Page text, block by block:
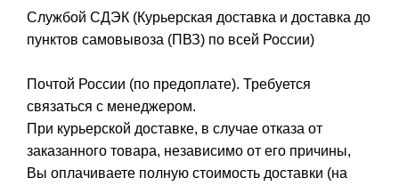
Службой СДЭК (Курьерская доставка и доставка до
пунктов самовывоза (ПВЗ) по всей России)
Почтой России (по предоплате). Требуется
связаться с менеджером.
При курьерской доставке, в случае отказа от
заказанного товара, независимо от его причины,
Вы оплачиваете полную стоимость доставки (на